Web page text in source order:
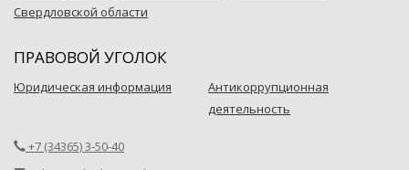
Свердловской области
ПРАВОВОЙ УГОЛОК
Юридическая информация
Антикоррупционная
деятельность
+7 (34365) 3-50-40